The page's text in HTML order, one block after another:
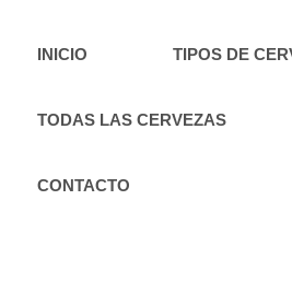
INICIO TIPOS DE
TODAS LAS CERVEZAS
CONTACTO